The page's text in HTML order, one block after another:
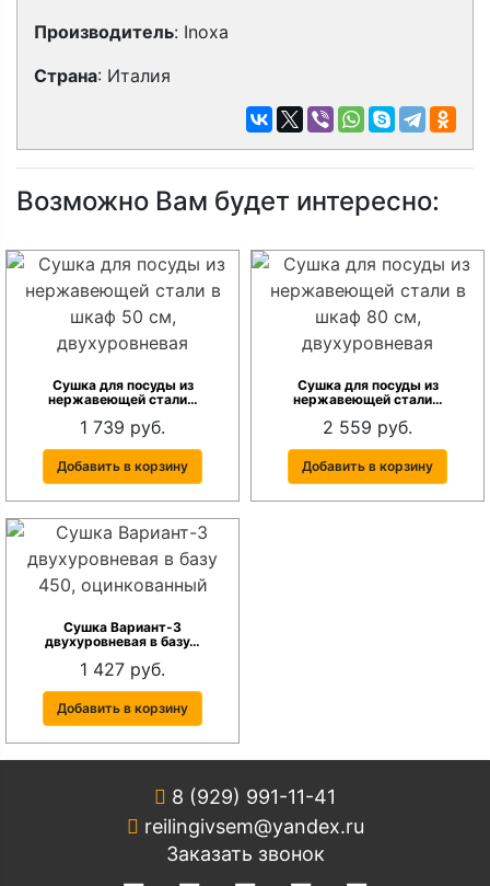
Производитель: Inoxa
Страна: Италия
Возможно Вам будет интересно:
Сушка для посуды из
нержавеющей стали…
1 739 руб.
Добавить в корзину
Сушка для посуды из
нержавеющей стали…
2 559 руб.
Добавить в корзину
Сушка Вариант-3
двухуровневая в базу…
1 427 руб.
Добавить в корзину
8 (929) 991-11-41
reilingivsem@yandex.ru
Заказать звонок